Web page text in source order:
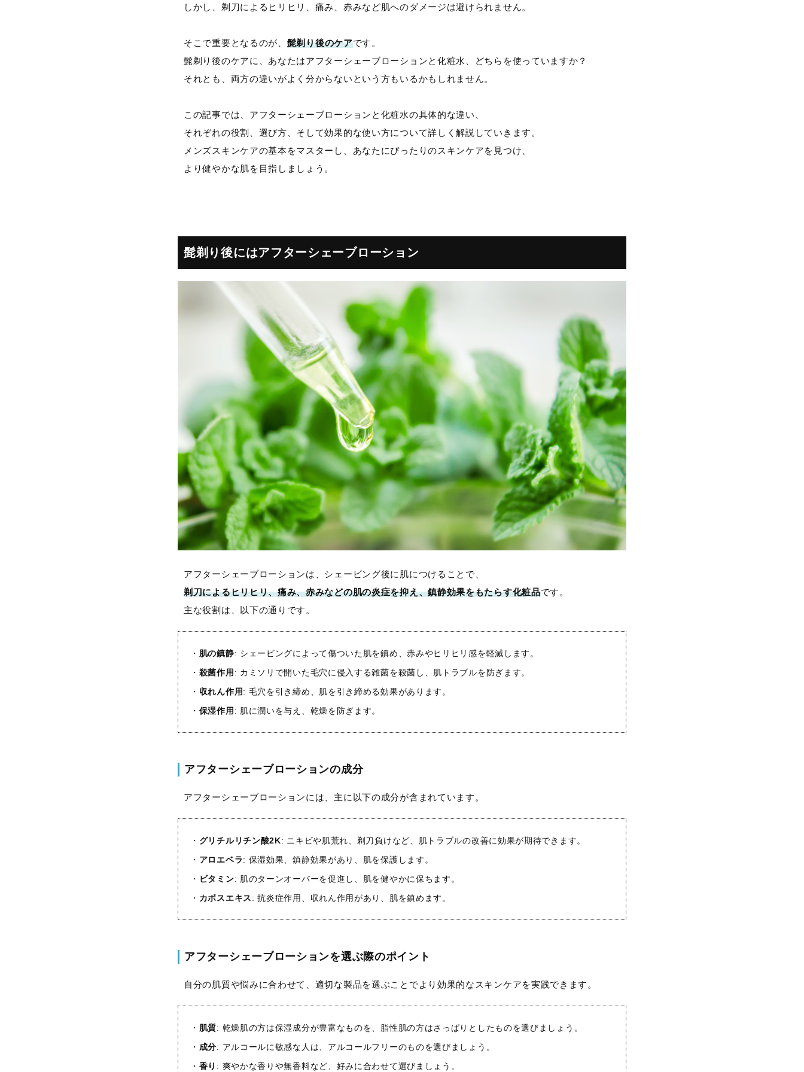
しかし、剃刀によるヒリヒリ、痛み、赤みなど肌へのダメージは避けられません。
そこで重要となるのが、 髭剃り後のケアです。
髭剃り後のケアに、あなたはアフターシェーブローションと化粧水、どちらを使っていますか？
それとも、両方の違いがよく分からないという方もいるかもしれません。
この記事では、アフターシェーブローションと化粧水の具体的な違い、
それぞれの役割、選び方、そして効果的な使い方について詳しく解説していきます。
メンズスキンケアの基本をマスターし、あなたにぴったりのスキンケアを見つけ、
より健やかな肌を目指しましょう。
髭剃り後にはアフターシェーブローション
アフターシェーブローションは、シェービング後に肌につけることで、
剃刀によるヒリヒリ、痛み、赤みなどの肌の炎症を抑え、鎮静効果をもたらす化粧品です。
主な役割は、以下の通りです。
・ 肌の鎮静: シェービングによって傷ついた肌を鎮め、赤みやヒリヒリ感を軽減します。
・ 殺菌作用: カミソリで開いた毛穴に侵入する雑菌を殺菌し、肌トラブルを防ぎます。
・ 収れん作用: 毛穴を引き締め、肌を引き締める効果があります。
・ 保湿作用: 肌に潤いを与え、乾燥を防ぎます。
アフターシェーブローションの成分
アフターシェーブローションには、主に以下の成分が含まれています。
・ グリチルリチン酸2K: ニキビや肌荒れ、剃刀負けなど、肌トラブルの改善に効果が期待できます。
・ アロエベラ: 保湿効果、鎮静効果があり、肌を保護します。
・ ビタミン: 肌のターンオーバーを促進し、肌を健やかに保ちます。
・ カボスエキス: 抗炎症作用、収れん作用があり、肌を鎮めます。
アフターシェーブローションを選ぶ際のポイント
自分の肌質や悩みに合わせて、適切な製品を選ぶことでより効果的なスキンケアを実践できます。
・ 肌質: 乾燥肌の方は保湿成分が豊富なものを、脂性肌の方はさっぱりとしたものを選びましょう。
・ 成分: アルコールに敏感な人は、アルコールフリーのものを選びましょう。
・ 香り : 爽やかな香りや無香料など、好みに合わせて選びましょう。